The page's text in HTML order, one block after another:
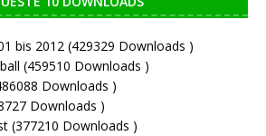
bis 2012 (429329 Downloads )
(459510 Downloads )
Downloads )
Downloads )
(377210 Downloads )